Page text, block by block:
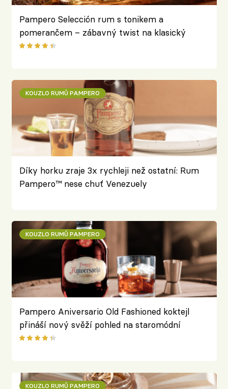
Pampero Selección rum s tonikem a
pomerančem – zábavný twist na klasický
koktejl
KOUZLO RUMŮ PAMPERO
Díky horku zraje 3x rychleji než ostatní: Rum
Pampero™ nese chuť Venezuely
KOUZLO RUMŮ PAMPERO
Pampero Aniversario Old Fashioned koktejl
přináší nový svěží pohled na staromódní
klasiku
KOUZLO RUMŮ PAMPERO